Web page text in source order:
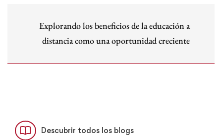
Explorando los beneficios de la educación a
distancia como una oportunidad creciente
Descubrir todos los blogs